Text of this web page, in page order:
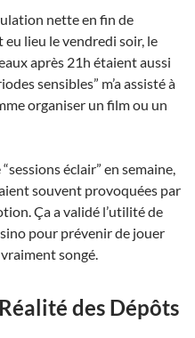
nette en fin de
eu lieu le vendredi soir, le
après 21h étaient aussi
sensibles” m’a assisté à
organiser un film ou un
éclair” en semaine,
souvent provoquées par
Ça a validé l’utilité de
pour prévenir de jouer
songé.
des Dépôts